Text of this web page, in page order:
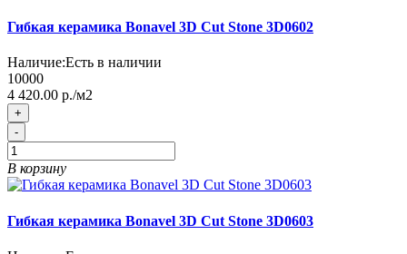
Гибкая керамика Bonavel 3D Cut Stone 3D0602
Наличие:Есть в наличии
10000
4 420.00 р./м2
+
-
В корзину
Гибкая керамика Bonavel 3D Cut Stone 3D0603